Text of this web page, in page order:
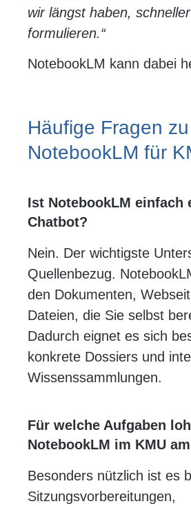
wir längst haben,
formulieren.“
NotebookLM kann dabei
Häufige Fragen zu
NotebookLM für
Ist NotebookLM einfach
Chatbot?
Nein. Der wichtigste
Quellenbezug.
den Dokumenten,
Dateien, die Sie selbst
Dadurch eignet es sich
konkrete Dossiers und
Wissenssammlungen.
Für welche Aufgaben
NotebookLM im KMU
Besonders nützlich ist es
Sitzungsvorbereitungen,